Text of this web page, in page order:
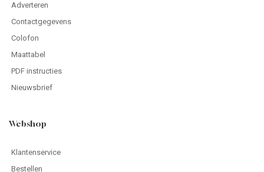
Adverteren
Contactgegevens
Colofon
Maattabel
PDF instructies
Nieuwsbrief
Webshop
Klantenservice
Bestellen